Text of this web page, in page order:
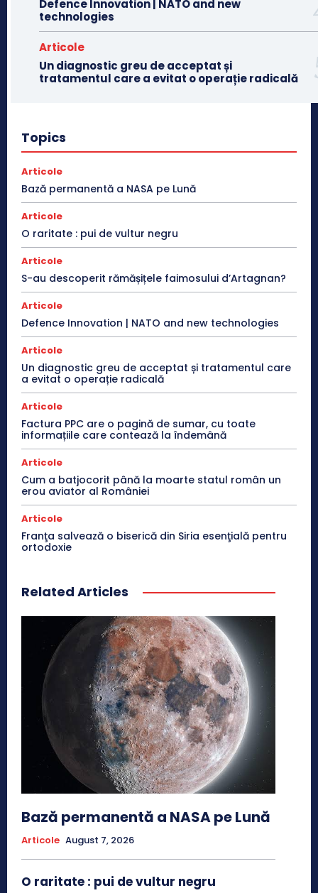
Defence Innovation | NATO and new
technologies
Articole
Un diagnostic greu de acceptat și
tratamentul care a evitat o operație radicală
Topics
Articole
Bază permanentă a NASA pe Lună
Articole
O raritate : pui de vultur negru
Articole
S-au descoperit rămășițele faimosului d’Artagnan?
Articole
Defence Innovation | NATO and new technologies
Articole
Un diagnostic greu de acceptat și tratamentul care
a evitat o operație radicală
Articole
Factura PPC are o pagină de sumar, cu toate
informațiile care contează la îndemână
Articole
Cum a batjocorit până la moarte statul român un
erou aviator al României
Articole
Franţa salvează o biserică din Siria esenţială pentru
ortodoxie
Related Articles
Bază permanentă a NASA pe Lună
Articole August 7, 2026
O raritate : pui de vultur negru